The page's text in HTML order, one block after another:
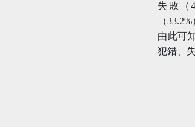
失敗（
（
由此可
犯錯、